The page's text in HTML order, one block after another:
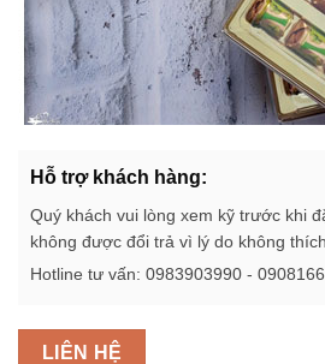
Hỗ trợ khách hàng:
Quý khách vui lòng xem kỹ trước khi
không được đổi trả vì lý do không
Hotline tư vấn: 0983903990 -
LIÊN HỆ